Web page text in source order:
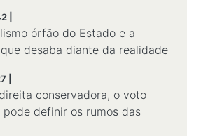
|
órfão do Estado e a
desaba diante da realidade
|
conservadora, o voto
pode definir os rumos das